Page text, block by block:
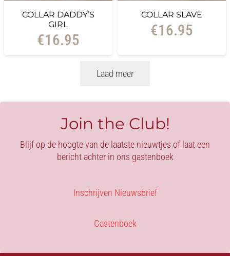
COLLAR DADDY’S
GIRL
€16.95
COLLAR SLAVE
€16.95
Laad meer
Join the Club!
Blijf op de hoogte van de laatste nieuwtjes of laat een
bericht achter in ons gastenboek
Inschrijven Nieuwsbrief
Gastenboek